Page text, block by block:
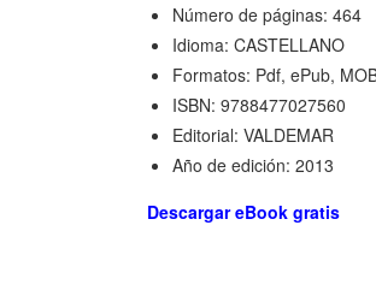
Número de páginas: 464
Idioma: CASTELLANO
Formatos: Pdf, ePub,
ISBN: 9788477027560
Editorial: VALDEMAR
Año de edición: 2013
Descargar eBook gratis